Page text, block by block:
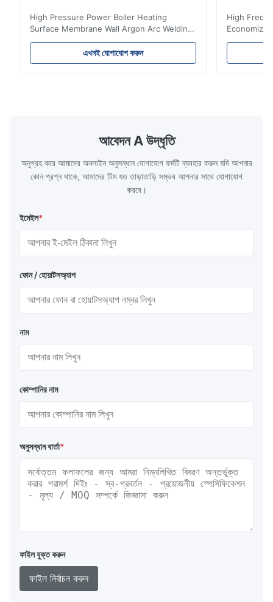
High Pressure Power Boiler Heating
Surface Membrane Wall Argon Arc Welding
For Biomass Boiler Product Introduction
Water wall panels with pins usually laid
vertically on the inner wall of the furnace
the basic component of boiler water
circulation loop.Because of both cooling
এখনই যোগাযোগ করুন
High
Product
industrial
আবেদন A উদ্ধৃতি
অনুগ্রহ করে আমাদের অনলাইন অনুসন্ধান যোগাযোগ ফর্মটি ব্যবহার করুন যদি আপনার
কোন প্রশ্ন থাকে, আমাদের টিম যত তাড়াতাড়ি সম্ভব আপনার সাথে যোগাযোগ
করবে।
ইমেইল*
ফোন / হোয়াটসঅ্যাপ
নাম
কোম্পানির নাম
অনুসন্ধান বার্তা*
ফাইল যুক্ত করুন
ফাইল নির্বাচন করুন